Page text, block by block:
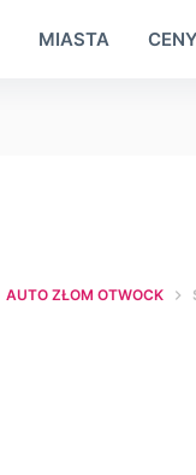
MIASTA
AUTO ZŁOM OTWOCK